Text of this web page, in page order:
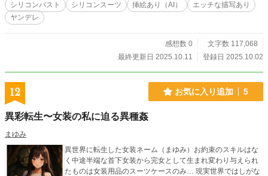
シリコンバスト
シリコンスーツ 挿絵あり（AI）
エッチな描写あり
ヤンデレ
感想数 0
文字数 117,068
最終更新日 2025.10.11
登録日 2025.10.02
12 お気に入り追加 5
異彩転生〜女装の私に迫る異種姦
まゆみ
異世界に転生した女装ネーム（まゆみ）お約束のスキルはな
く中途半端な首下女装から完女として生まれ変わり与えられ
たものは女装用品のスーツケースのみ… 現実世界ではしがな